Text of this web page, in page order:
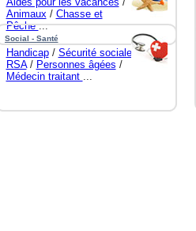
Animaux/ Chasse et
Pêche...
Social - Santé
Handicap/ Sécurité sociale /
RSA/ Personnes âgées /
Médecin traitant ...